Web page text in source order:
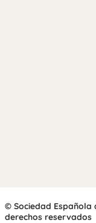
© Sociedad Española
derechos reservados